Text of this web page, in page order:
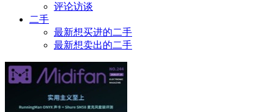
评论访谈
二手
最新想买进的二手
最新想卖出的二手